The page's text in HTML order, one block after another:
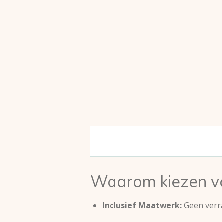
Waarom kiezen
Inclusief Maatwerk:Geen